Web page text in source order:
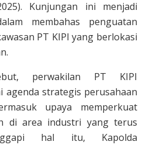
Kunjungan ini menjadi
membahas penguatan
PT KIPI yang berlokasi
perwakilan PT KIPI
agenda strategis perusahaan
upaya memperkuat
di area industri yang terus
hal itu, Kapolda